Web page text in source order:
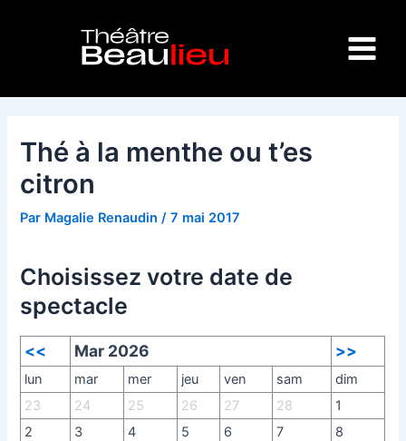
Menu
Thé à la menthe ou t’es
citron
Par Magalie Renaudin/7 mai 2017
Choisissez votre date de
spectacle
<< Mar 2026 >>
lun mar mer jeu ven sam
dim
23
24 25 26 27 28
1
2
3 4 5 6 7
8